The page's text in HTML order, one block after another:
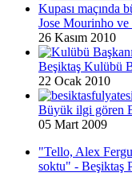
Jose Mourinho ve
26 Kasım 2010
Beşiktaş Kulübü
22 Ocak 2010
Büyük ilgi gören
05 Mart 2009
"Tello, Alex
soktu" - Beşiktaş